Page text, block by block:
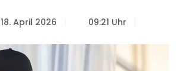
18. April 2026 09:21 Uhr